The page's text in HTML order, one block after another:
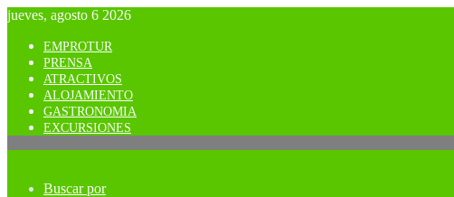
jueves, agosto 6 2026
EMPROTUR
PRENSA
ATRACTIVOS
ALOJAMIENTO
GASTRONOMIA
EXCURSIONES
Buscar por